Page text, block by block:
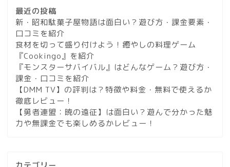
最近の投稿
新・昭和駄菓子屋物語は面白い？遊び方・課金要素・
口コミを紹介
食材を切って盛り付けよう！癒やしの料理ゲーム
『Cookingo』を紹介
『モンスターサバイバル』はどんなゲーム？遊び方・
課金・口コミを紹介
【DMM TV】の評判は？特徴や料金・無料で使えるか
徹底レビュー！
【勇者連盟：暁の遠征】は面白い？遊んで分かった魅
力や無課金でも楽しめるかレビュー！